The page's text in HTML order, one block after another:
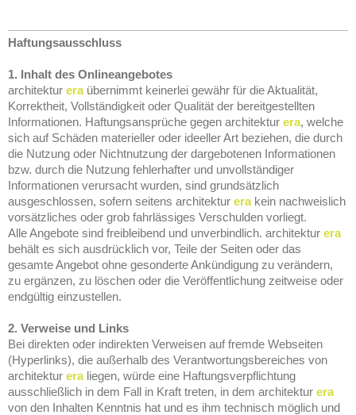
Haftungsausschluss
1. Inhalt des Onlineangebotes
architektur eraübernimmt keinerlei gewähr für die Aktualität,
Korrektheit, Vollständigkeit oder Qualität der bereitgestellten
Informationen. Haftungsansprüche gegen architektur era, welche
sich auf Schäden materieller oder ideeller Art beziehen, die durch
die Nutzung oder Nichtnutzung der dargebotenen Informationen
bzw. durch die Nutzung fehlerhafter und unvollständiger
Informationen verursacht wurden, sind grundsätzlich
ausgeschlossen, sofern seitens architektur erakein nachweislich
vorsätzliches oder grob fahrlässiges Verschulden vorliegt.
Alle Angebote sind freibleibend und unverbindlich. architektur era
behält es sich ausdrücklich vor, Teile der Seiten oder das
gesamte Angebot ohne gesonderte Ankündigung zu verändern,
zu ergänzen, zu löschen oder die Veröffentlichung zeitweise oder
endgültig einzustellen.
2. Verweise und Links
Bei direkten oder indirekten Verweisen auf fremde Webseiten
(Hyperlinks), die außerhalb des Verantwortungsbereiches von
architektur eraliegen, würde eine Haftungsverpflichtung
ausschließlich in dem Fall in Kraft treten, in dem architektur era
von den Inhalten Kenntnis hat und es ihm technisch möglich und